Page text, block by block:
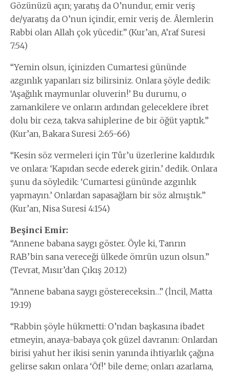
Gözünüzü açın; yaratış da O’nundur, emir veriş
de/yaratış da O’nun içindir, emir veriş de. Âlemlerin
Rabbi olan Allah çok yücedir.” (Kur’an, A’raf Suresi
7:54)
“Yemin olsun, içinizden Cumartesi gününde
azgınlık yapanları siz bilirsiniz. Onlara şöyle dedik:
‘Aşağılık maymunlar oluverin!’ Bu durumu, o
zamankilere ve onların ardından geleceklere ibret
dolu bir ceza, takva sahiplerine de bir öğüt yaptık.”
(Kur’an, Bakara Suresi 2:65-66)
“Kesin söz vermeleri için Tûr’u üzerlerine kaldırdık
ve onlara: ‘Kapıdan secde ederek girin.’ dedik. Onlara
şunu da söyledik: ‘Cumartesi gününde azgınlık
yapmayın.’ Onlardan sapasağlam bir söz almıştık.”
(Kur’an, Nisa Suresi 4:154)
Beşinci Emir:
“Annene babana saygı göster. Öyle ki, Tanrın
RAB’bin sana vereceği ülkede ömrün uzun olsun.”
(Tevrat, Mısır’dan Çıkış 20:12)
“Annene babana saygı göstereceksin…” (İncil, Matta
19:19)
“Rabbin şöyle hükmetti: O’ndan başkasına ibadet
etmeyin, anaya-babaya çok güzel davranın: Onlardan
birisi yahut her ikisi senin yanında ihtiyarlık çağına
gelirse sakın onlara ‘Öf!’ bile deme; onları azarlama,